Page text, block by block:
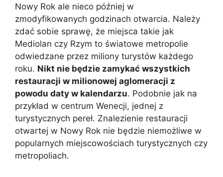
Nowy Rok ale nieco później w
zmodyfikowanych godzinach otwarcia. Należy
zdać sobie sprawę, że miejsca takie jak
Mediolan czy Rzym to światowe metropolie
odwiedzane przez miliony turystów każdego
roku. Nikt nie będzie zamykać wszystkich
restauracji w milionowej aglomeracji z
powodu daty w kalendarzu. Podobnie jak na
przykład w centrum Wenecji, jednej z
turystycznych pereł. Znalezienie restauracji
otwartej w Nowy Rok nie będzie niemożliwe w
popularnych miejscowościach turystycznych czy
metropoliach.